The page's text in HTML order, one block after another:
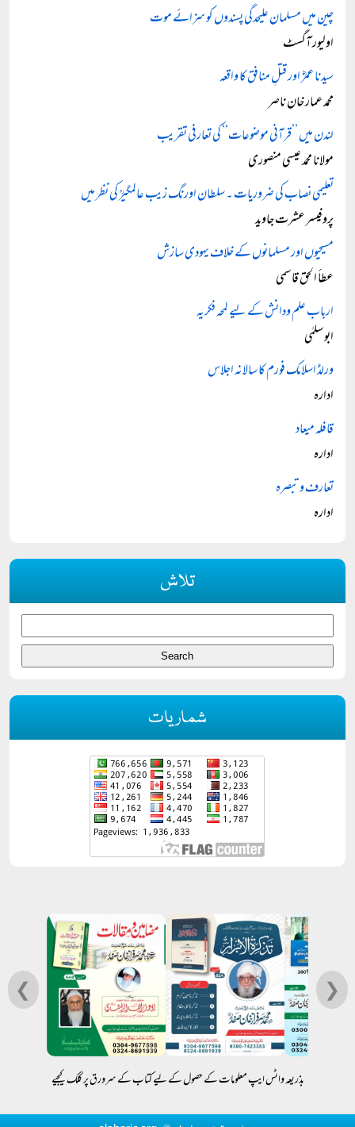
چین میں مسلمان علیحدگی پسندوں کو سزائے موت
اولیور آگسٹ
سیدنا عمرؓ اور قتلِ منافق کا واقعہ
محمد عمار خان ناصر
لندن میں ’’قرآنی موضوعات‘‘ کی تعارفی تقریب
مولانا محمد عیسی منصوری
تعلیمی نصاب کی ضروریات ۔ سلطان اورنگ زیب عالمگیرؒ کی نظر میں
پروفیسر عشرت جاوید
مسیحیوں اور مسلمانوں کے خلاف یہودی سازش
عطأ الحق قاسمی
ارباب علم ودانش کے لیے لمحہ فکریہ
ابو سلمٰی
ورلڈ اسلامک فورم کا سالانہ اجلاس
ادارہ
قافلہ میعاد
ادارہ
تعارف و تبصرہ
ادارہ
تلاش
شماریات
❮ ❯
بذریعہ واٹس ایپ معلومات کے حصول کے لیے کتاب کے سرورق پر کلک کیجیے